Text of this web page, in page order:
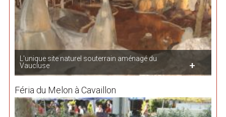
L'unique site naturel souterrain aménagé du
Vaucluse
Féria du Melon à Cavaillon